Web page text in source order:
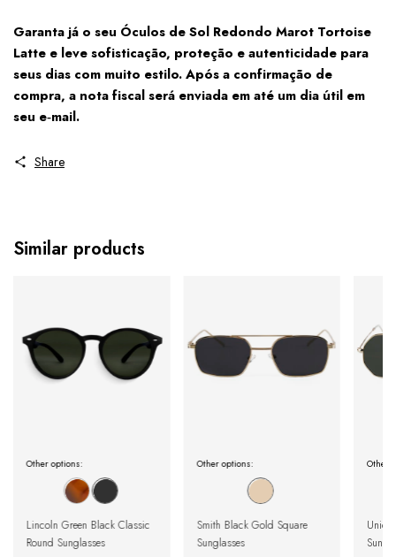
Garanta já o seu Óculos de Sol Redondo Marot Tortoise
Latte e leve sofisticação, proteção e autenticidade para
seus dias com muito estilo. Após a confirmação de
compra, a nota fiscal será enviada em até um dia útil em
seu e‑mail.
Share
Similar products
Other options:
Lincoln Green Black Classic
Round Sunglasses
Other options:
Smith Black Gold Square
Sunglasses
Other